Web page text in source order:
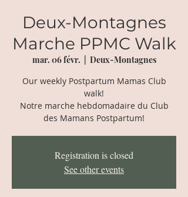
Deux-Montagnes
Marche PPMC Walk
mar. 06 févr.
Deux-Montagnes
Our weekly Postpartum Mamas Club
walk!
Notre marche hebdomadaire du Club
des Mamans Postpartum!
Registration is closed
See other events